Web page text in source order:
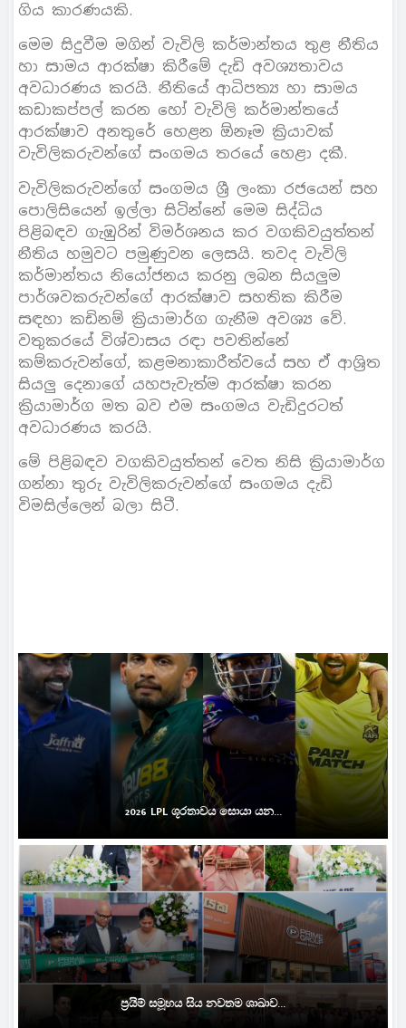
ගිය කාරණයකි.
මෙම සිදුවීම මගින් වැවිලි කර්මාන්තය තුළ නීතිය
හා සාමය ආරක්ෂා කිරීමේ දැඩි අවශ්‍යතාවය
අවධාරණය කරයි. නීතියේ ආධිපත්‍ය හා සාමය
කඩාකප්පල් කරන හෝ වැවිලි කර්මාන්තයේ
ආරක්ෂාව අනතුරේ හෙළන ඕනෑම ක්‍රියාවක්
වැවිලිකරුවන්ගේ සංගමය තරයේ හෙළා දකී.
වැවිලිකරුවන්ගේ සංගමය ශ්‍රී ලංකා රජයෙන් සහ
පොලිසියෙන් ඉල්ලා සිටින්නේ මෙම සිද්ධිය
පිළිබඳව ගැඹුරින් විමර්ශනය කර වගකිවයුත්තන්
නීතිය හමුවට පමුණුවන ලෙසයි. තවද වැවිලි
කර්මාන්තය නියෝජනය කරනු ලබන සියලුම
පාර්ශවකරුවන්ගේ ආරක්ෂාව සහතික කිරීම
සඳහා කඩිනම් ක්‍රියාමාර්ග ගැනීම අවශ්‍ය වේ.
වතුකරයේ විශ්වාසය රඳා පවතින්නේ
කම්කරුවන්ගේ, කළමනාකාරීත්වයේ සහ ඒ ආශ්‍රිත
සියලු දෙනාගේ යහපැවැත්ම ආරක්ෂා කරන
ක්‍රියාමාර්ග මත බව එම සංගමය වැඩිදුරටත්
අවධාරණය කරයි.
මේ පිළිබඳව වගකිවයුත්තන් වෙත නිසි ක්‍රියාමාර්ග
ගන්නා තුරු වැවිලිකරුවන්ගේ සංගමය දැඩි
විමසිල්ලෙන් බලා සිටී.
2026 LPL ශූරතාවය සොයා යන...
ප්‍රයිම් සමූහය සිය නවතම ශාඛාව...